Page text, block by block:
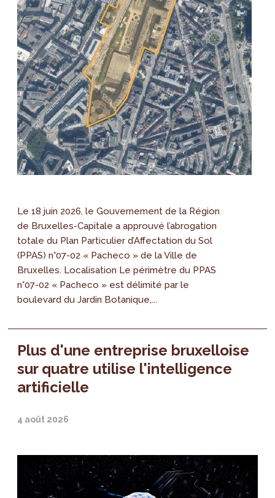
Le 18 juin 2026, le Gouvernement de la Région
de Bruxelles-Capitale a approuvé l’abrogation
totale du Plan Particulier d’Affectation du Sol
(PPAS) n°07-02 « Pacheco » de la Ville de
Bruxelles. Localisation Le périmètre du PPAS
n°07-02 « Pacheco » est délimité par le
boulevard du Jardin Botanique,...
Plus d'une entreprise bruxelloise
sur quatre utilise l'intelligence
artificielle
4 août 2026